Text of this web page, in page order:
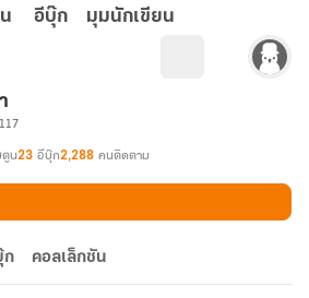
อีบุ๊ก มุมนักเขียน
ตูน23 อีบุ๊ก2,288 คนติดตาม
ก คอลเล็กชัน